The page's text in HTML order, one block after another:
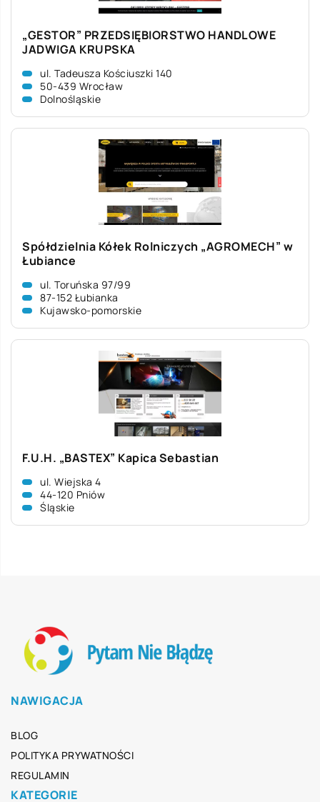
„GESTOR” PRZEDSIĘBIORSTWO HANDLOWE
JADWIGA KRUPSKA
ul. Tadeusza Kościuszki 140
50-439 Wrocław
Dolnośląskie
Spółdzielnia Kółek Rolniczych „AGROMECH” w
Łubiance
ul. Toruńska 97/99
87-152 Łubianka
Kujawsko-pomorskie
F.U.H. „BASTEX” Kapica Sebastian
ul. Wiejska 4
44-120 Pniów
Śląskie
NAWIGACJA
BLOG
POLITYKA PRYWATNOŚCI
REGULAMIN
KATEGORIE